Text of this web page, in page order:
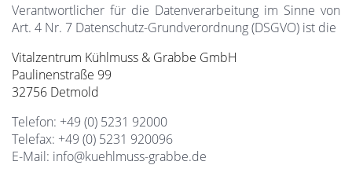
Verantwortlicher für die Datenverarbeitung im Sinne von
Art. 4 Nr. 7 Datenschutz-Grundverordnung (DSGVO) ist die
Vitalzentrum Kühlmuss & Grabbe GmbH
Paulinenstraße 99
32756 Detmold
Telefon: +49 (0) 5231 92000
Telefax: +49 (0) 5231 920096
E-Mail: info@kuehlmuss-grabbe.de